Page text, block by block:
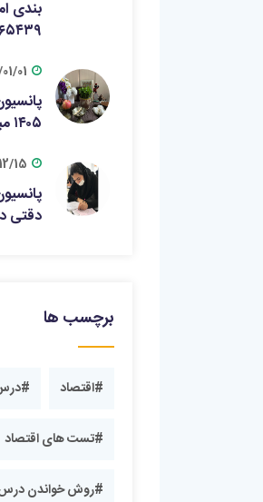
01
۱۴۰۵ مبارک | نوروزتان پیروز
15
دقتی در
برچسب ها
#اقتصاد
#تست های اقتصاد
#روش خواندن درس